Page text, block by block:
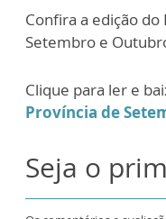
Confira a edição
Setembro e
Clique para ler e
Província de
Seja o